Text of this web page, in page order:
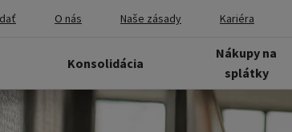
O nás Naše zásady Kariéra
Konsolidácia
Nákupy na
splátky